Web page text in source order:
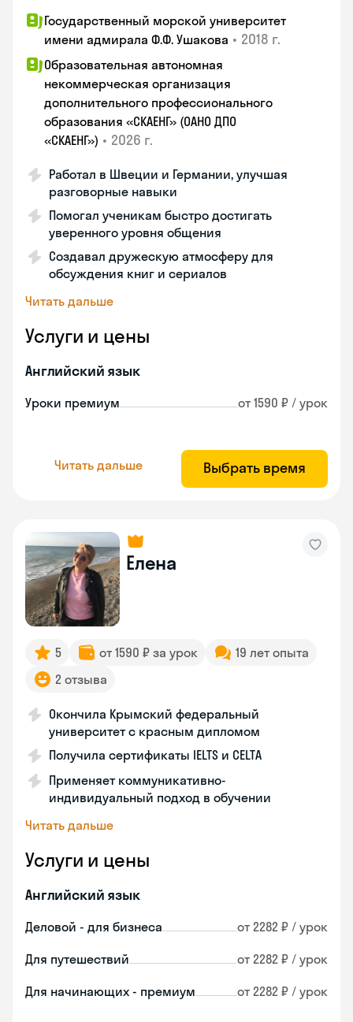
Государственный морской университет
имени адмирала Ф.Ф. Ушакова • 2018 г.
Образовательная автономная
некоммерческая организация
дополнительного профессионального
образования «СКАЕНГ» (ОАНО ДПО
«СКАЕНГ») • 2026 г.
Работал в Швеции и Германии, улучшая
разговорные навыки
Помогал ученикам быстро достигать
уверенного уровня общения
Создавал дружескую атмосферу для
обсуждения книг и сериалов
Читать дальше
Услуги и цены
Английский язык
Уроки премиум от 1590 ₽ / урок
Читать дальше Выбрать время
Елена
5 от 1590 ₽ за урок
19 лет опыта
2 отзыва
Окончила Крымский федеральный
университет с красным дипломом
Получила сертификаты IELTS и CELTA
Применяет коммуникативно-
индивидуальный подход в обучении
Читать дальше
Услуги и цены
Английский язык
Деловой - для бизнеса от 2282 ₽ / урок
Для путешествий от 2282 ₽ / урок
Для начинающих - премиум от 2282 ₽ / урок